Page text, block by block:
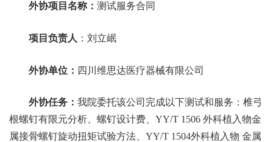
外协项目名称： 测试服务合同
项目负责人 ： 刘立岷
外协单位： 四川维思达医疗器械有限公司
外协任务：我院委托该公司完成以下测试和服务：椎弓
根螺钉有限元分析、螺钉设计费、 YY/T 1506 外科植入物金
属接骨螺钉旋动扭矩试验方法、 YY/T 1504外科植入物 金属